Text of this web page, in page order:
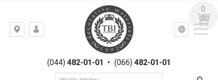
Киев,
Гоголевская,(044)482-01-01 • (066) 482-01-01
УКР РУС
0